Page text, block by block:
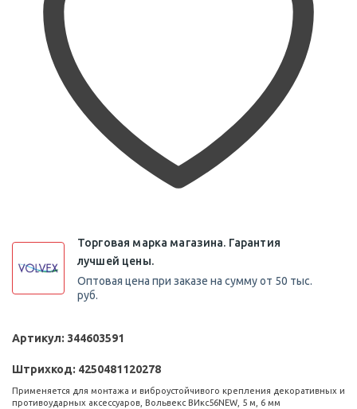
Торговая марка магазина. Гарантия
лучшей цены.
Оптовая цена при заказе на сумму от 50 тыс.
руб.
Артикул: 344603591
Штрихкод: 4250481120278
Применяется для монтажа и виброустойчивого крепления декоративных и
противоударных аксессуаров, Вольвекс ВИкс56NEW, 5 м, 6 мм